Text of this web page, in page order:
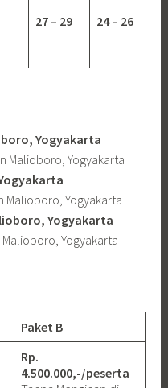
27 – 29 24 – 26
Yogyakarta
Malioboro, Yogyakarta
Malioboro, Yogyakarta
Yogyakarta
Yogyakarta
Paket B
Rp.
4.500.000,-/peserta